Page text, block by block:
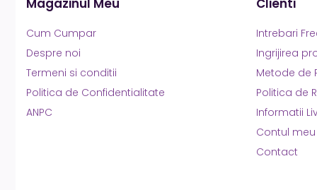
Magazinul Meu
Cum Cumpar
Despre noi
Termeni si conditii
Politica de Confidentialitate
ANPC
Clienti
Intrebari
Ingrijirea
Metode de
Politica de
Informatii
Contul meu
Contact